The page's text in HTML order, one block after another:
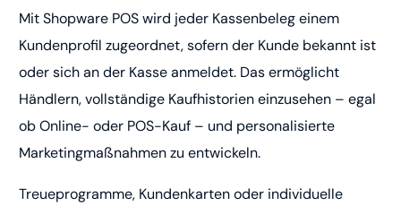
Mit Shopware POS wird jeder Kassenbeleg einem
Kundenprofil zugeordnet, sofern der Kunde bekannt ist
oder sich an der Kasse anmeldet. Das ermöglicht
Händlern, vollständige Kaufhistorien einzusehen – egal
ob Online- oder POS-Kauf – und personalisierte
Marketingmaßnahmen zu entwickeln.
Treueprogramme, Kundenkarten oder individuelle